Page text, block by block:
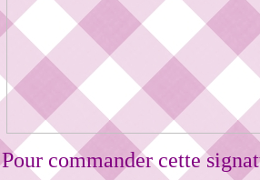
Pour commander cette